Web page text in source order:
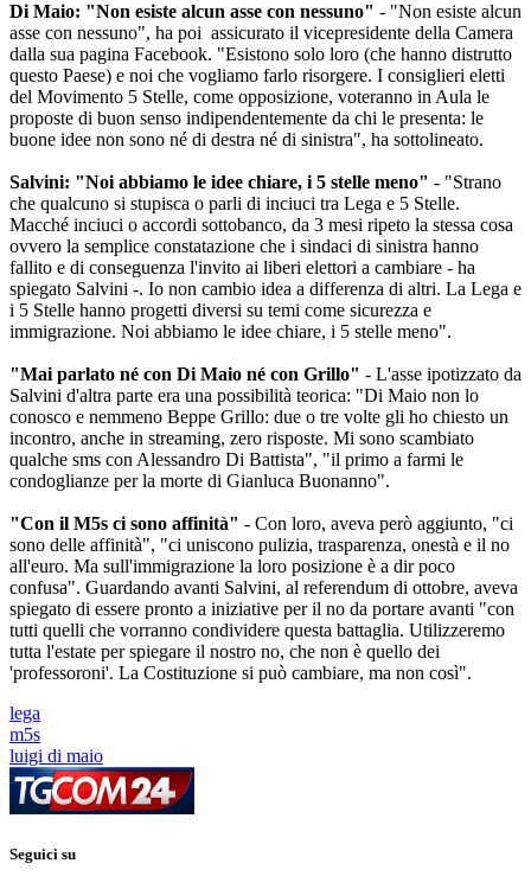
Di Maio: "Non esiste alcun asse con nessuno" - "Non esiste alcun
asse con nessuno", ha poi assicurato il vicepresidente della Camera
dalla sua pagina Facebook. "Esistono solo loro (che hanno distrutto
questo Paese) e noi che vogliamo farlo risorgere. I consiglieri eletti
del Movimento 5 Stelle, come opposizione, voteranno in Aula le
proposte di buon senso indipendentemente da chi le presenta: le
buone idee non sono né di destra né di sinistra", ha sottolineato.
Salvini: "Noi abbiamo le idee chiare, i 5 stelle meno" - "Strano
che qualcuno si stupisca o parli di inciuci tra Lega e 5 Stelle.
Macché inciuci o accordi sottobanco, da 3 mesi ripeto la stessa cosa
ovvero la semplice constatazione che i sindaci di sinistra hanno
fallito e di conseguenza l'invito ai liberi elettori a cambiare - ha
spiegato Salvini -. Io non cambio idea a differenza di altri. La Lega e
i 5 Stelle hanno progetti diversi su temi come sicurezza e
immigrazione. Noi abbiamo le idee chiare, i 5 stelle meno".
"Mai parlato né con Di Maio né con Grillo" - L'asse ipotizzato da
Salvini d'altra parte era una possibilità teorica: "Di Maio non lo
conosco e nemmeno Beppe Grillo: due o tre volte gli ho chiesto un
incontro, anche in streaming, zero risposte. Mi sono scambiato
qualche sms con Alessandro Di Battista", "il primo a farmi le
condoglianze per la morte di Gianluca Buonanno".
"Con il M5s ci sono affinità" - Con loro, aveva però aggiunto, "ci
sono delle affinità", "ci uniscono pulizia, trasparenza, onestà e il no
all'euro. Ma sull'immigrazione la loro posizione è a dir poco
confusa". Guardando avanti Salvini, al referendum di ottobre, aveva
spiegato di essere pronto a iniziative per il no da portare avanti "con
tutti quelli che vorranno condividere questa battaglia. Utilizzeremo
tutta l'estate per spiegare il nostro no, che non è quello dei
'professoroni'. La Costituzione si può cambiare, ma non così".
lega
m5s
luigi di maio
Seguici su